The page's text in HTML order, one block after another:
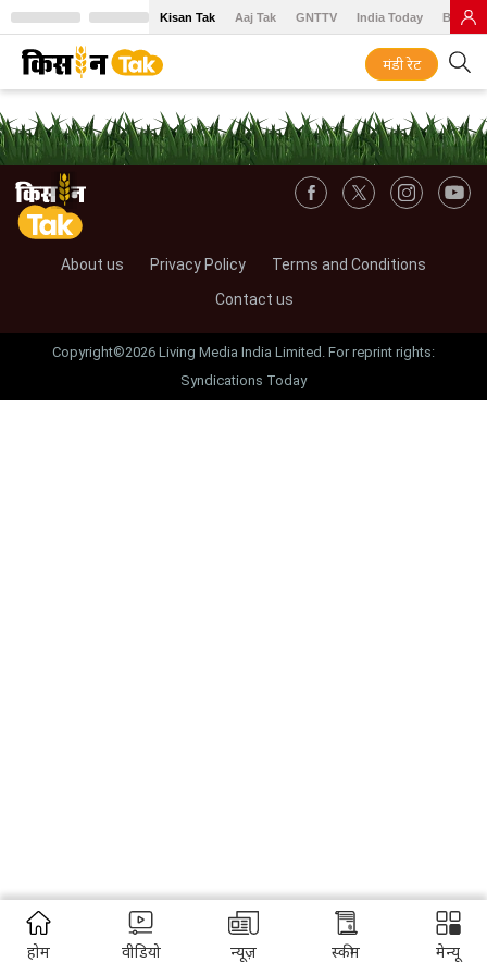
Kisan Tak Aaj Tak GNTTV India Today BT
मंडी रेट
About us Privacy Policy
Terms and Conditions
Contact us
Copyright©2026 Living Media India Limited. For reprint rights:
Syndications Today
होम वीडियो न्यूज़ स्कीम मेन्यू